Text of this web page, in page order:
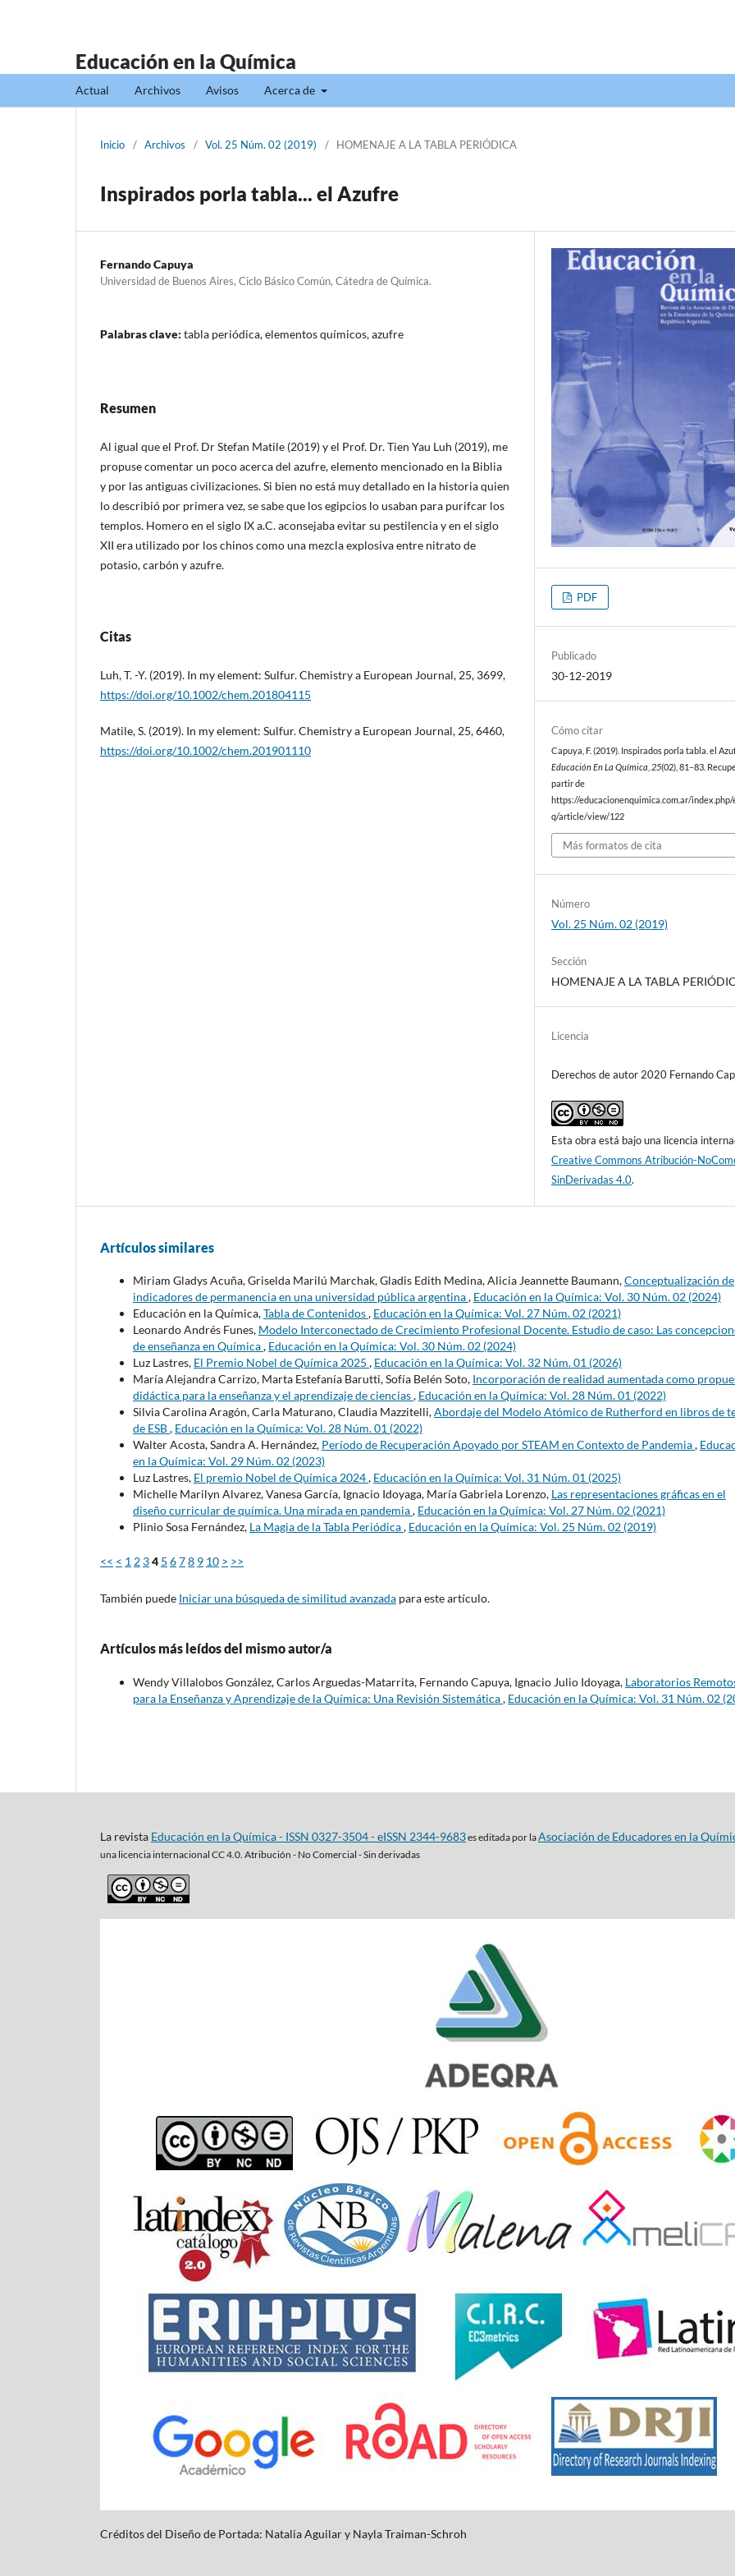
Educación en la Química
Actual Archivos Avisos Acerca de
Inicio / Archivos / Vol. 25 Núm. 02 (2019) / HOMENAJE A LA TABLA PERIÓDICA
Inspirados porla tabla... el Azufre
Fernando Capuya
Universidad de Buenos Aires, Ciclo Básico Común, Cátedra de Química.
Palabras clave: tabla periódica, elementos químicos, azufre
Resumen
Al igual que el Prof. Dr Stefan Matile (2019) y el Prof. Dr. Tien Yau Luh (2019), me
propuse comentar un poco acerca del azufre, elemento mencionado en la Biblia
y por las antiguas civilizaciones. Si bien no está muy detallado en la historia quien
lo describió por primera vez, se sabe que los egipcios lo usaban para purifcar los
templos. Homero en el siglo IX a.C. aconsejaba evitar su pestilencia y en el siglo
XII era utilizado por los chinos como una mezcla explosiva entre nitrato de
potasio, carbón y azufre.
Citas
Luh, T. -Y. (2019). In my element: Sulfur. Chemistry a European Journal, 25, 3699,
https://doi.org/10.1002/chem.201804115
Matile, S. (2019). In my element: Sulfur. Chemistry a European Journal, 25, 6460,
https://doi.org/10.1002/chem.201901110
PDF
Publicado
30-12-2019
Cómo citar
Capuya, F. (2019). Inspirados porla tabla. el
Educación En La Química 25(02), 81–83.
partir de
https://educacionenquimica.com.ar/index.php/
q/article/view/122
Más formatos de cita
Número
Vol. 25 Núm. 02 (2019)
Sección
HOMENAJE A LA TABLA
Licencia
Derechos de autor 2020 Fernando
Esta obra está bajo una licencia
Creative Commons Atribución-
SinDerivadas 4.0.
Artículos similares
Miriam Gladys Acuña, Griselda Marilú Marchak, Gladis Edith Medina, Alicia Jeannette Baumann,Conceptualización de
indicadores de permanencia en una universidad pública argentina, Educación en la Química: Vol. 30 Núm. 02 (2024)
Educación en la Química,Tabla de Contenidos, Educación en la Química: Vol. 27 Núm. 02 (2021)
Leonardo Andrés Funes, Modelo Interconectado de Crecimiento Profesional Docente. Estudio de caso: Las
de enseñanza en Química, Educación en la Química: Vol. 30 Núm. 02 (2024)
Luz Lastres, El Premio Nobel de Química 2025 , Educación en la Química: Vol. 32 Núm. 01 (2026)
María Alejandra Carrizo, Marta Estefanía Barutti, Sofía Belén Soto, Incorporación de realidad aumentada como
didáctica para la enseñanza y el aprendizaje de ciencias, Educación en la Química: Vol. 28 Núm. 01 (2022)
Silvia Carolina Aragón, Carla Maturano, Claudia Mazzitelli,Abordaje del Modelo Atómico de Rutherford en libros de
de ESB, Educación en la Química: Vol. 28 Núm. 01 (2022)
Walter Acosta, Sandra A. Hernández, Período de Recuperación Apoyado por STEAM en Contexto de Pandemia,
en la Química: Vol. 29 Núm. 02 (2023)
Luz Lastres, El premio Nobel de Química 2024, Educación en la Química: Vol. 31 Núm. 01 (2025)
Michelle Marilyn Alvarez, Vanesa García, Ignacio Idoyaga, María Gabriela Lorenzo, Las representaciones gráficas en el
diseño curricular de química. Una mirada en pandemia, Educación en la Química: Vol. 27 Núm. 02 (2021)
Plinio Sosa Fernández, La Magia de la Tabla Periódica, Educación en la Química: Vol. 25 Núm. 02 (2019)
<< < 12 34 5 678 9 10 > >>
También puede Iniciar una búsqueda de similitud avanzada para este artículo.
Artículos más leídos del mismo autor/a
Wendy Villalobos González, Carlos Arguedas-Matarrita, Fernando Capuya, Ignacio Julio Idoyaga, Laboratorios
para la Enseñanza y Aprendizaje de la Química: Una Revisión Sistemática, Educación en la Química: Vol. 31 Núm. 02
La revista Educación en la Química - ISSN 0327-3504 - eISSN 2344-9683es editada por laAsociación de Educadores en la
una licencia internacional CC 4.0. Atribución - No Comercial - Sin derivadas
Créditos del Diseño de Portada: Natalia Aguilar y NaylaTraiman-Schroh